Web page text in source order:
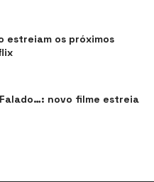
estreiam os próximos
novo filme estreia